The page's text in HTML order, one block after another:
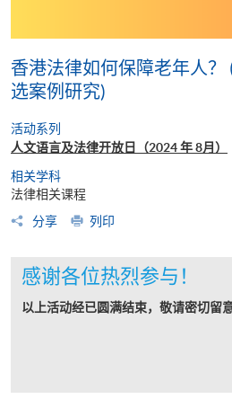
香港法律如何保障老年人？
选案例研究)
活动系列
人文语言及法律开放日（2024 年 8月）
相关学科
法律相关课程
分享
列印
感谢各位热烈参与！
以上活动经已圆满结束，敬请密切留